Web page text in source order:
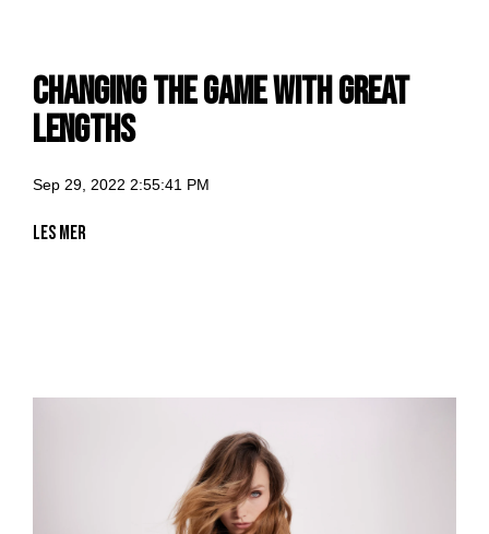
changing the game with Great
Lengths
Sep 29, 2022 2:55:41 PM
Les mer